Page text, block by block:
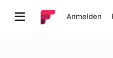
Anmelden